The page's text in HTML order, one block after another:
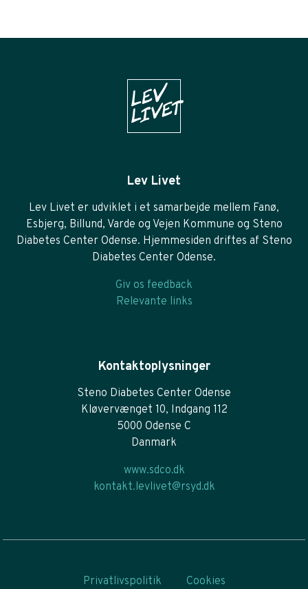
Lev Livet
Lev Livet er udviklet i et samarbejde mellem Fanø,
Esbjerg, Billund, Varde og Vejen Kommune og Steno
Diabetes Center Odense. Hjemmesiden driftes af Steno
Diabetes Center Odense.
Giv os feedback
Relevante links
Kontaktoplysninger
Steno Diabetes Center Odense
Kløvervænget 10, Indgang 112
5000 Odense C
Danmark
www.sdco.dk
kontakt.levlivet@rsyd.dk
Privatlivspolitik Cookies